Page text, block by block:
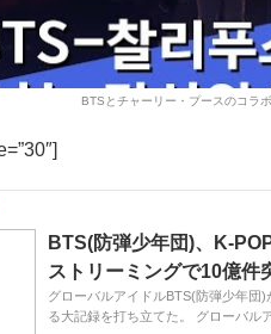
BTSとチャーリー・プースのコラ
BTS(防弾少年団)、K-
ストリーミングで10億件
グローバルアイドルBTS(防弾少年団
る大記録を打ち立てた。 グローバル